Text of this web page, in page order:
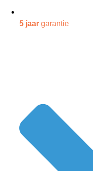
5 jaar garantie